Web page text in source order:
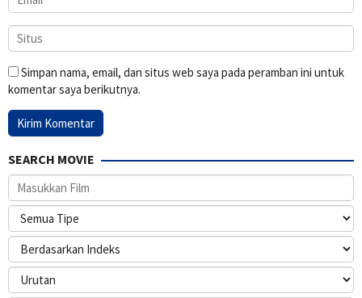
Simpan nama, email, dan situs web saya pada peramban ini untuk
komentar saya berikutnya.
SEARCH MOVIE